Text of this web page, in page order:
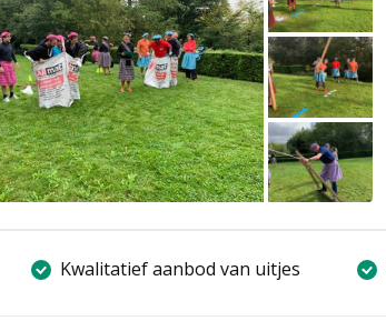
Kwalitatief aanbod van uitjes